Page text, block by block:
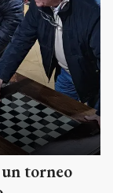
torneo